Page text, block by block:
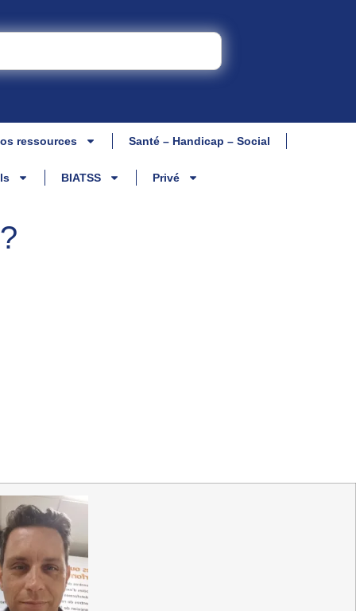
ressources Santé – Handicap – Social
BIATSS Privé